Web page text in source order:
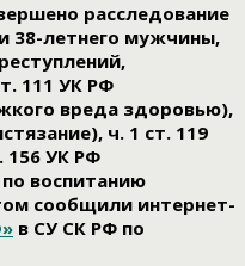
расследование
38-летнего мужчины,
111 УК РФ
вреда здоровью),
ч. 1 ст. 119
156 УК РФ
воспитанию
сообщили интернет-
в СУ СК РФ по